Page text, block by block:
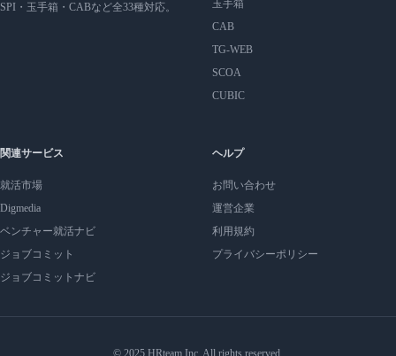
SPI・玉手箱・CABなど全33種対応。
玉手箱
CAB
TG-WEB
SCOA
CUBIC
関連サービス
就活市場
Digmedia
ベンチャー就活ナビ
ジョブコミット
ジョブコミットナビ
ヘルプ
お問い合わせ
運営企業
利用規約
プライバシーポリシー
© 2025 HRteam Inc. All rights reserved.